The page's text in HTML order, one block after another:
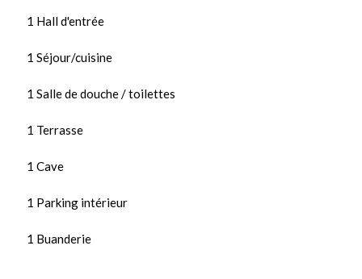
1 Hall d'entrée
1 Séjour/cuisine
1 Salle de douche / toilettes
1 Terrasse
1 Cave
1 Parking intérieur
1 Buanderie